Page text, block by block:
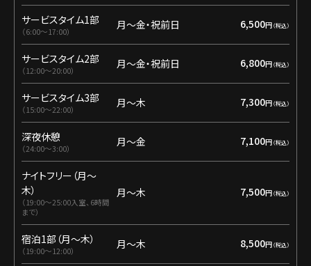
サービスタイム1部
6:00〜17:00
月〜金・祝前日 6,500円
サービスタイム2部
12:00〜20:00
月〜金・祝前日 6,800円
サービスタイム3部
15:00〜22:00
月〜木 7,300円
深夜休憩
24:00〜3:00
月〜金 7,100円
ナイトフリー（月〜
木）
19:00〜25:00入室、6時間
まで
月〜木 7,500円
宿泊1部（月〜木）
19:00〜12:00
月〜木 8,500円